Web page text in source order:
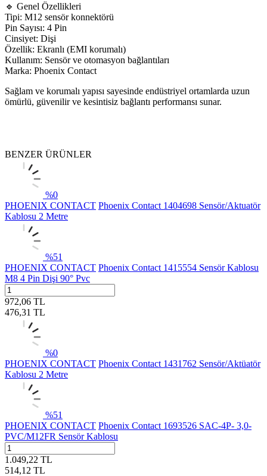
🔹 Genel Özellikleri
Tipi: M12 sensör konnektörü
Pin Sayısı: 4 Pin
Cinsiyet: Dişi
Özellik: Ekranlı (EMI korumalı)
Kullanım: Sensör ve otomasyon bağlantıları
Marka: Phoenix Contact
Sağlam ve korumalı yapısı sayesinde endüstriyel ortamlarda uzun
ömürlü, güvenilir ve kesintisiz bağlantı performansı sunar.
BENZER ÜRÜNLER
%0
PHOENIX CONTACT Phoenix Contact 1404698 Sensör/Aktuatör
Kablosu 2 Metre
%51
PHOENIX CONTACT Phoenix Contact 1415554 Sensör Kablosu
M8 4 Pin Dişi 90° Pvc
972,06 TL
476,31 TL
%0
PHOENIX CONTACT Phoenix Contact 1431762 Sensör/Aktüatör
Kablosu 2 Metre
%51
PHOENIX CONTACT Phoenix Contact 1693526 SAC-4P- 3,0-
PVC/M12FR Sensör Kablosu
1.049,22 TL
514,12 TL